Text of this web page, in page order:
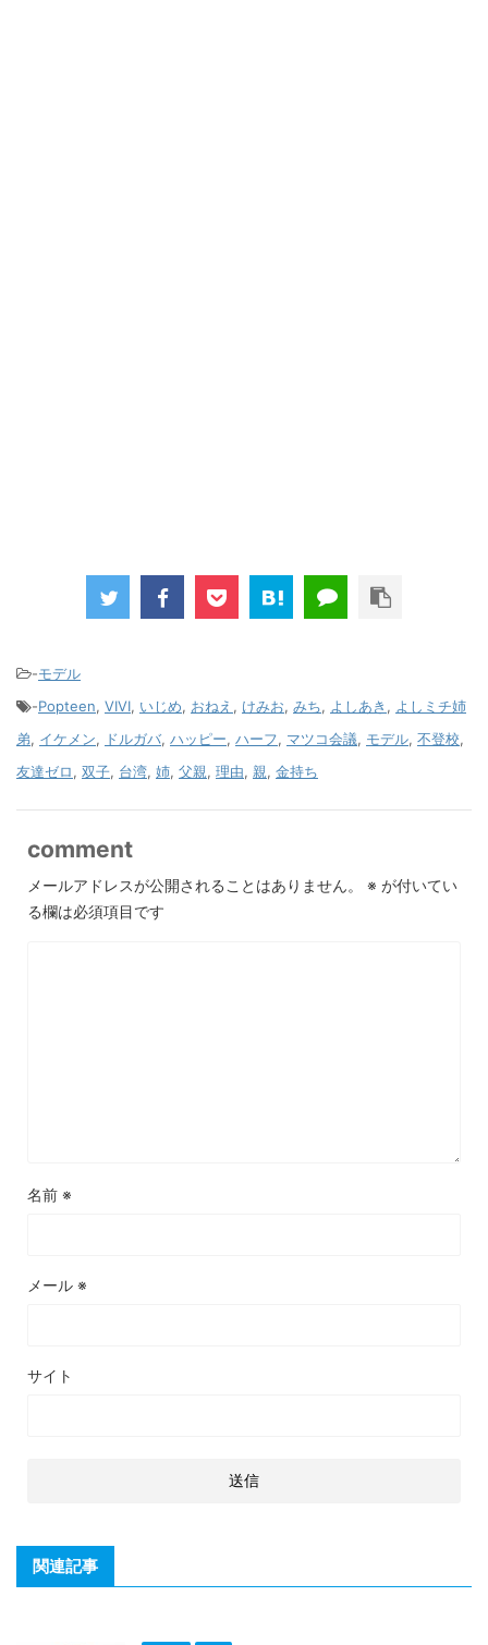
-モデル
-Popteen, VIVI, いじめ, おねえ , けみお, みち, よしあき , よしミチ姉
弟, イケメン, ドルガバ, ハッピー, ハーフ, マツコ会議, モデル, 不登校,
友達ゼロ, 双子, 台湾, 姉, 父親, 理由, 親, 金持ち
comment
メールアドレスが公開されることはありません。 ※ が付いてい
る欄は必須項目です
名前 ※
メール ※
サイト
関連記事